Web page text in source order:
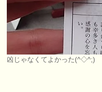
凶じゃなくてよかった(^◇^;)